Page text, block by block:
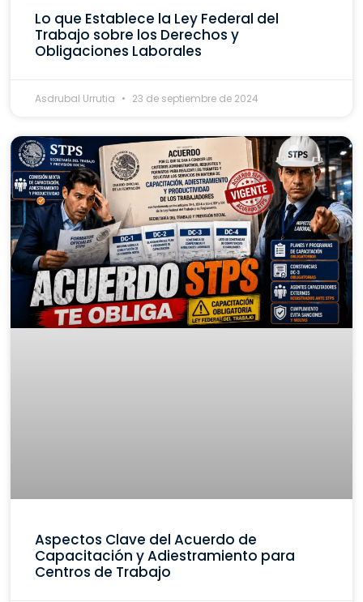
Lo que Establece la Ley Federal del
Trabajo sobre los Derechos y
Obligaciones Laborales
Asdrubal Urrutia 23 de septiembre de 2024
Aspectos Clave del Acuerdo de
Capacitación y Adiestramiento para
Centros de Trabajo